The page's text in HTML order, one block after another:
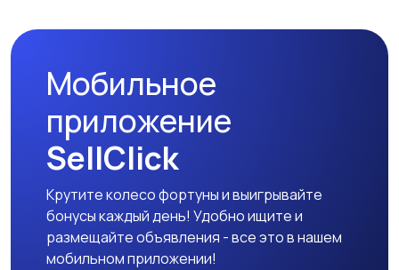
Мобильное
приложение
SellClick
Крутите колесо фортуны и выигрывайте
бонусы каждый день! Удобно ищите и
размещайте объявления - все это в нашем
мобильном приложении!